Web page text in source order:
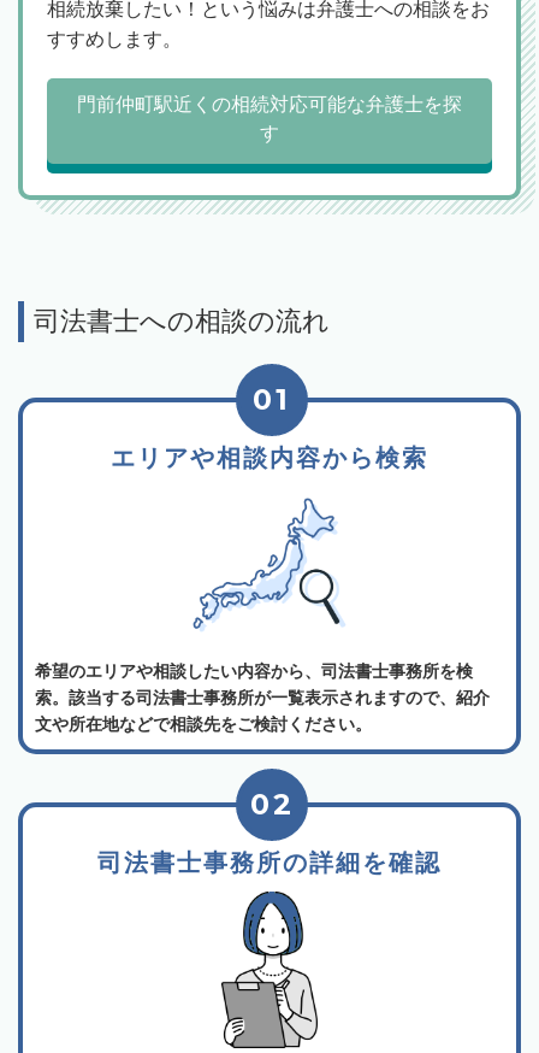
相続放棄したい！という悩みは弁護士への相談をお
すすめします。
門前仲町駅近くの相続対応可能な弁護士を探
す
司法書士への相談の流れ
エリアや相談内容から検索
01
希望のエリアや相談したい内容から、司法書士事務所を検
索。該当する司法書士事務所が一覧表示されますので、紹介
文や所在地などで相談先をご検討ください。
司法書士事務所の詳細を確認
02